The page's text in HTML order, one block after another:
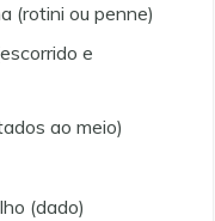
(rotini ou penne)
e
ao meio)
(dado)